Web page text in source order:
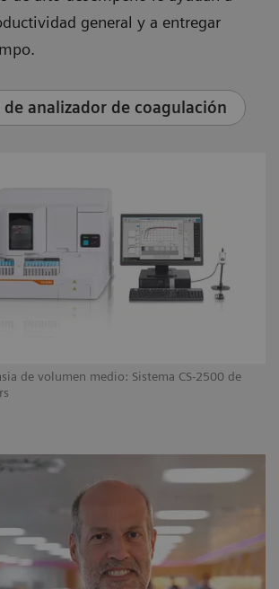
de volumen medio: Sistema CS-2500 de
general y a entregar
analizador de coagulación